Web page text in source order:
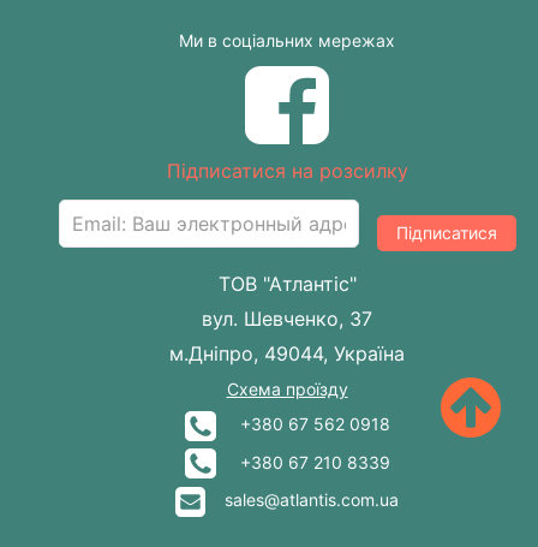
Ми в соціальних мережах
Підписатися на розсилку
Підписатися
ТОВ "Атлантіс"
вул. Шевченко, 37
м.Дніпро, 49044, Україна
Схема проїзду
+380 67 562 0918
+380 67 210 8339
sales@atlantis.com.ua